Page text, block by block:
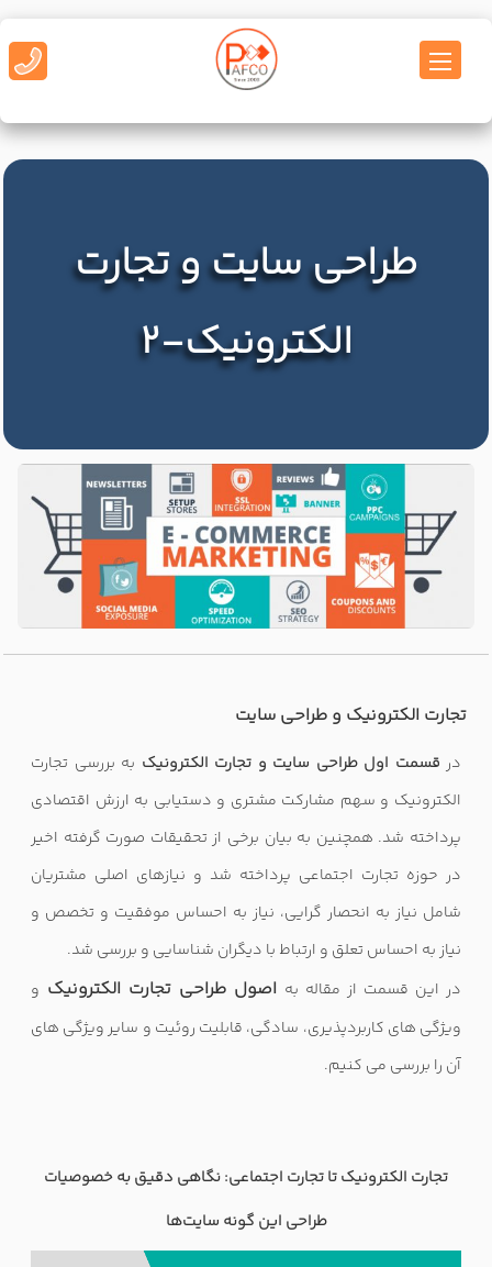
طراحی سایت و تجارت
الکترونیک-2
تجارت الکترونیک و طراحی سایت
در قسمت اول طراحی سایت و تجارت الکترونیک به بررسی تجارت
الکترونیک و سهم مشارکت مشتری و دستیابی به ارزش اقتصادی
پرداخته شد. همچنین به بیان برخی از تحقیقات صورت گرفته اخیر
در حوزه تجارت اجتماعی پرداخته شد و نیازهای اصلی مشتریان
شامل نیاز به انحصار گرایی، نیاز به احساس موفقیت و تخصص و
نیاز به احساس تعلق و ارتباط با دیگران شناسایی و بررسی شد.
در این قسمت از مقاله به اصول طراحی تجارت الکترونیک و
ویژگی های کاربردپذیری، سادگی، قابلیت روئیت و سایر ویژگی های
آن را بررسی می کنیم.
تجارت الکترونیک تا تجارت اجتماعی: نگاهی دقیق به خصوصیات
طراحی این گونه سایت‌ها